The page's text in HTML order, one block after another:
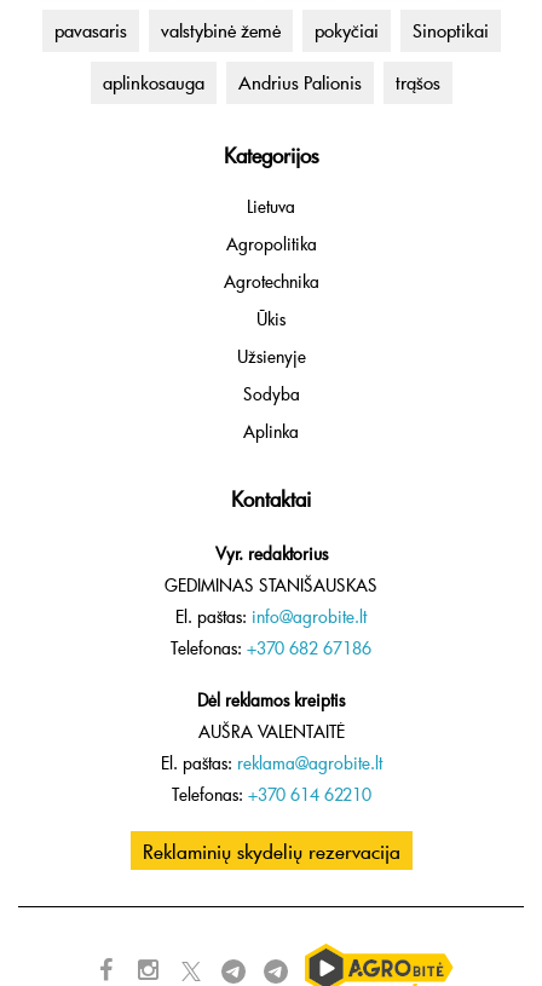
pavasaris valstybinė žemė pokyčiai Sinoptikai
aplinkosauga Andrius Palionis trąšos
Kategorijos
Lietuva
Agropolitika
Agrotechnika
Ūkis
Užsienyje
Sodyba
Aplinka
Kontaktai
Vyr. redaktorius
GEDIMINAS STANIŠAUSKAS
El. paštas: info@agrobite.lt
Telefonas: +370 682 67186
Dėl reklamos kreiptis
AUŠRA VALENTAITĖ
El. paštas: reklama@agrobite.lt
Telefonas: +370 614 62210
Reklaminių skydelių rezervacija